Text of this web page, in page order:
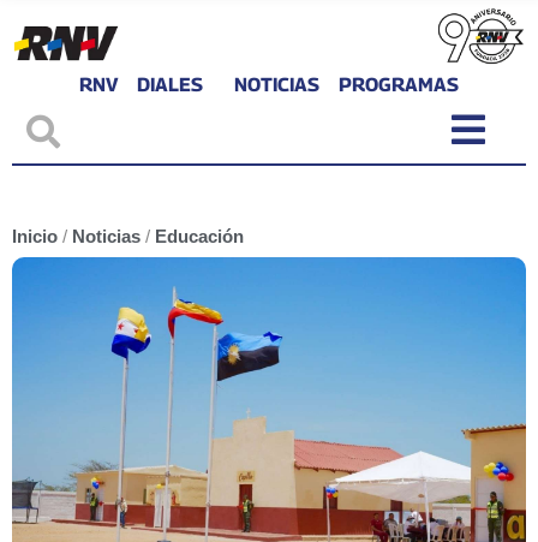
RNV DIALES NOTICIAS PROGRAMAS
Inicio / Noticias / Educación